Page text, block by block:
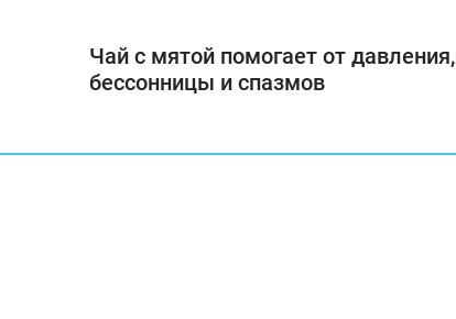
Чай с мятой помогает от давления,
бессонницы и спазмов